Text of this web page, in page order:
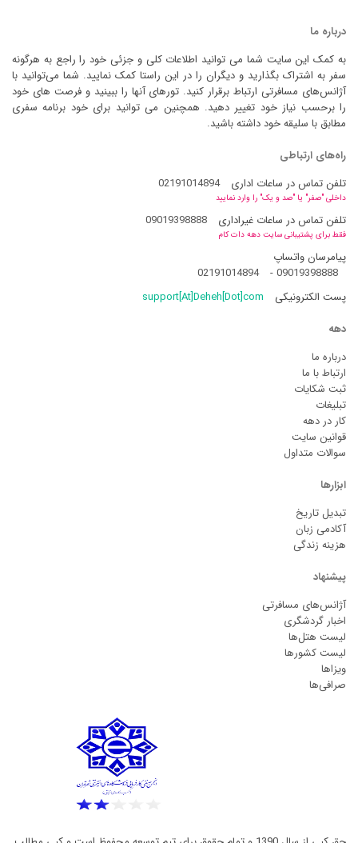
درباره ما
به کمک این سایت شما می توانید اطلاعات کلی و جزئی خود را راجع به هرگونه
سفر به اشتراک بگذارید و دیگران را در این راستا کمک نمایید. شما می‌توانید با
آژانس‌های مسافرتی ارتباط برقرار کنید. تورهای آنها را ببینید و فرصت های خود
را برحسب نیاز خود تغییر دهید. همچنین می توانید برای خود برنامه سفری
مطابق با سلیقه خود داشته باشید.
راه‌های ارتباطی
تلفن تماس در ساعات اداری
02191014894
داخلی "صفر" یا "صد و یک" را وارد نمایید
تلفن تماس در ساعات غیراداری 09019398888
فقط برای پشتیبانی سایت دهه دات کام
پیامرسان واتساپ
09019398888
-
02191014894
پست الکترونیکی
support[At]Deheh[Dot]com
دهه
درباره ما
ارتباط با ما
ثبت شکایات
تبلیغات
کار در دهه
قوانین سایت
سوالات متداول
ابزارها
تبدیل تاریخ
آکادمی زبان
هزینه زندگی
پیشنهاد
آژانس‌های مسافرتی
اخبار گردشگری
لیست هتل‌ها
لیست کشورها
ویزاها
صرافی‌ها